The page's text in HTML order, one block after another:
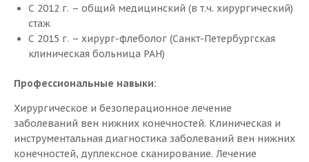
С 2012 г. – общий медицинский (в т.ч. хирургический)
стаж
С 2015 г. – хирург-флеболог (Санкт-Петербургская
клиническая больница РАН)
Профессиональные навыки:
Хирургическое и безоперационное лечение
заболеваний вен нижних конечностей. Клиническая и
инструментальная диагностика заболеваний вен нижних
конечностей, дуплексное сканирование. Лечение
Запись онлайн
Администратор клиники с радостью ответит на ваши
вопросы и запишет к нужному специалисту.
Ваше имя*
Методы лечения
Эндовенозная лазерная коагуляция (ЭВЛК/ЭВЛО)
Радиочастотная коагуляция (РЧА)
Склеротерапия и чрезкожная лазерная коагуляция
Классическая флебэктомия